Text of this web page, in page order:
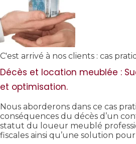
C'est arrivé à nos clients : cas
Décès et location meublée :
et optimisation.
Nous aborderons dans ce cas
conséquences du décès d’un
statut du loueur meublé
fiscales ainsi qu’une solution